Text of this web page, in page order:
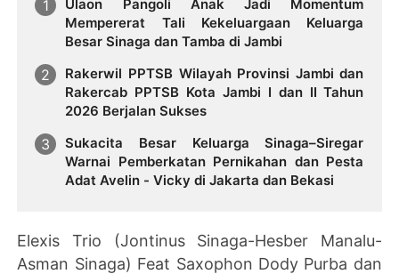
Ulaon Pangoli Anak Jadi Momentum
Mempererat Tali Kekeluargaan Keluarga
Besar Sinaga dan Tamba di Jambi
Rakerwil PPTSB Wilayah Provinsi Jambi dan
Rakercab PPTSB Kota Jambi I dan II Tahun
2026 Berjalan Sukses
Sukacita Besar Keluarga Sinaga–Siregar
Warnai Pemberkatan Pernikahan dan Pesta
Adat Avelin - Vicky di Jakarta dan Bekasi
Elexis Trio (Jontinus Sinaga-Hesber Manalu-
Asman Sinaga) Feat Saxophon Dody Purba dan